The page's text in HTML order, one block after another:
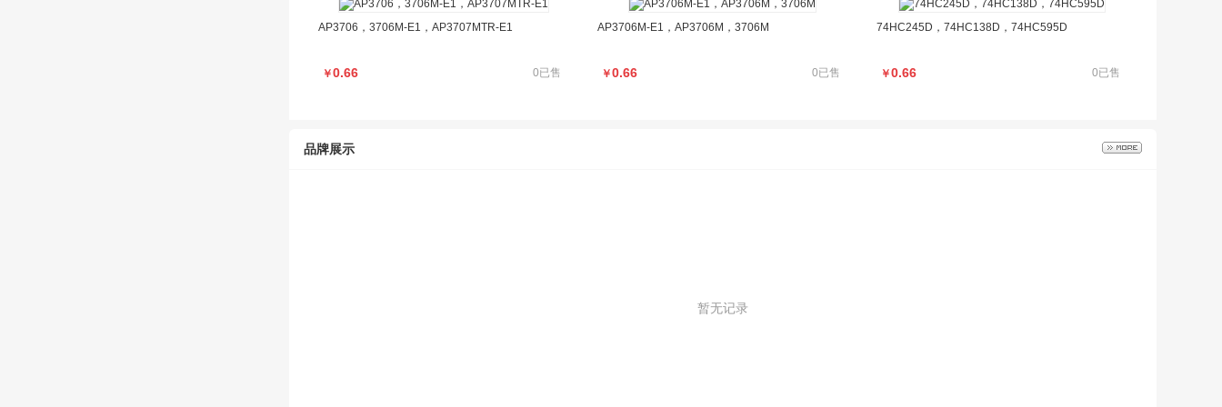
AP3706，3706M-E1，AP3707MTR-E1
￥0.66 0已售
AP3706M-E1，AP3706M，3706M
￥0.66 0已售
74HC245D，74HC138D，74HC595D
￥0.66 0已售
品牌展示
暂无记录